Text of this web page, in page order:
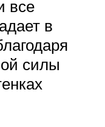
все
в
силы